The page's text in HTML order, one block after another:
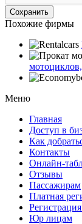
Похожие фирмы
Меню
Главная
Доступ в
Как
Контакты
Онлайн-
Отзывы
Пассажирам
Платная
Юр лицам